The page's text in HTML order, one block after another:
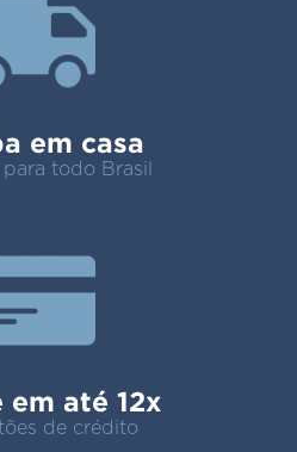
em casa
todo Brasil
em até 12x
de crédito